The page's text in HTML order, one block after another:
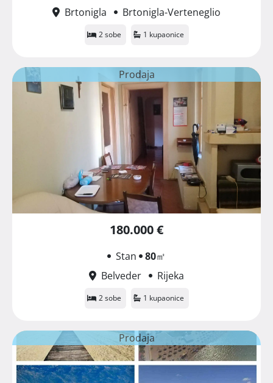
Brtonigla
Brtonigla-Verteneglio
2 sobe 1 kupaonice
Prodaja
180.000 €
Stan 80㎡
Belveder
Rijeka
2 sobe 1 kupaonice
Prodaja